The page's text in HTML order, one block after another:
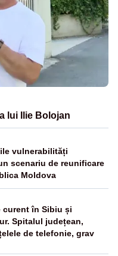
lui Ilie Bolojan
vulnerabilități
scenariu de reunificare
Moldova
curent în Sibiu și
Spitalul județean,
de telefonie, grav